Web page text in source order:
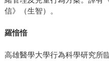
信》（生智）。
羅愔愔
高雄醫學大學行為科學研究所